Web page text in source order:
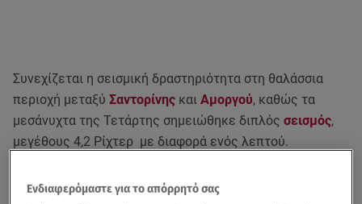
Συνεχίζεται η σεισμική δραστηριότητα στη θαλάσσια
περιοχή μεταξύ Σαντορίνης και Αμοργού, καθώς τα
μεσάνυχτα της Τετάρτης σημειώθηκε διπλός σεισμός,
μεγέθους 4,2 Ρίχτερ με διαφορά ενός λεπτού.
της Αμοργού.Σύμφωνα με την Αυτόματη Λύση του
Ενδιαφερόμαστε για το απόρρητό σας